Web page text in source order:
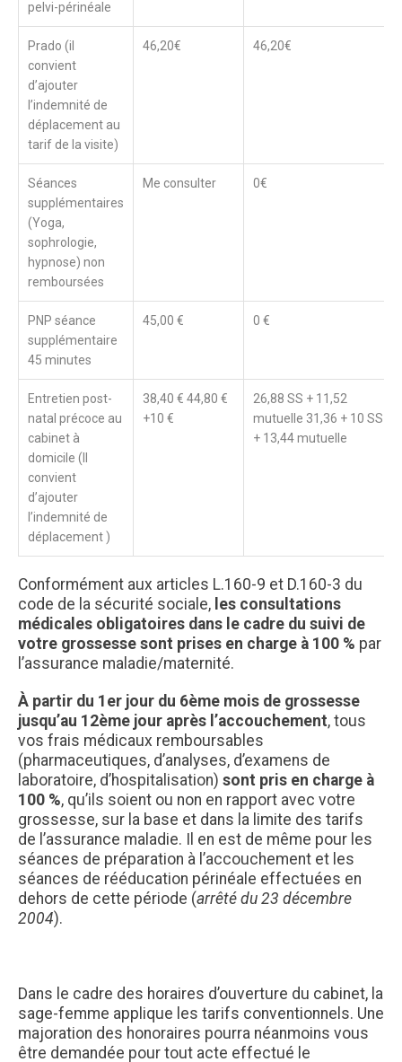
pelvi-périnéale
Prado (il
convient
d’ajouter
l’indemnité de
déplacement au
tarif de la visite)
46,20€ 46,20€
Séances
supplémentaires
(Yoga,
sophrologie,
hypnose) non
remboursées
Me consulter 0€
PNP séance
supplémentaire
45 minutes
45,00 € 0 €
Entretien post-
natal précoce au
cabinet à
domicile (Il
convient
d’ajouter
l’indemnité de
déplacement )
38,40 € 44,80 €
+10 €
26,88 SS + 11,52
mutuelle 31,36 + 10 SS
+ 13,44 mutuelle
Conformément aux articles L.160-9 et D.160-3 du
code de la sécurité sociale, les consultations
médicales obligatoires dans le cadre du suivi de
votre grossesse sont prises en charge à 100 % par
l’assurance maladie/maternité.
À partir du 1er jour du 6ème mois de grossesse
jusqu’au 12ème jour après l’accouchement, tous
vos frais médicaux remboursables
(pharmaceutiques, d’analyses, d’examens de
laboratoire, d’hospitalisation) sont pris en charge à
100 %, qu’ils soient ou non en rapport avec votre
grossesse, sur la base et dans la limite des tarifs
de l’assurance maladie. Il en est de même pour les
séances de préparation à l’accouchement et les
séances de rééducation périnéale effectuées en
dehors de cette période (arrêté du 23 décembre
2004).
Dans le cadre des horaires d’ouverture du cabinet, la
sage-femme applique les tarifs conventionnels. Une
majoration des honoraires pourra néanmoins vous
être demandée pour tout acte effectué le